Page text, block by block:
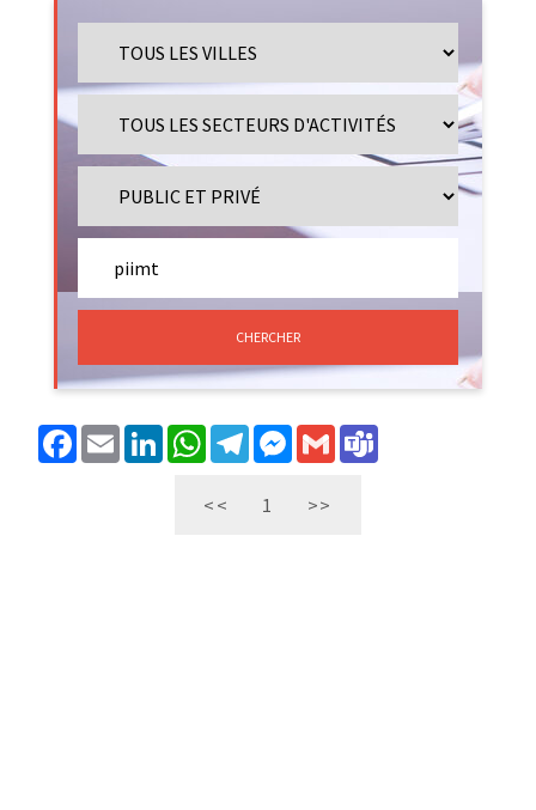
CHERCHER
Facebook
Email LinkedInWhatsAppTelegramMessenger
Gmail
<< 1 >>